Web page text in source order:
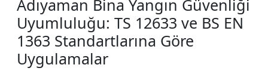
Adıyaman Bina Yangın Güvenliği
Uyumluluğu: TS 12633 ve BS EN
1363 Standartlarına Göre
Uygulamalar